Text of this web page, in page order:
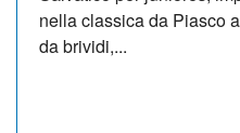
nella classica da Piasco
da brividi,...